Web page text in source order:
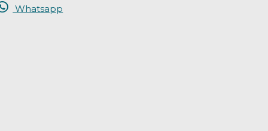
Whatsapp